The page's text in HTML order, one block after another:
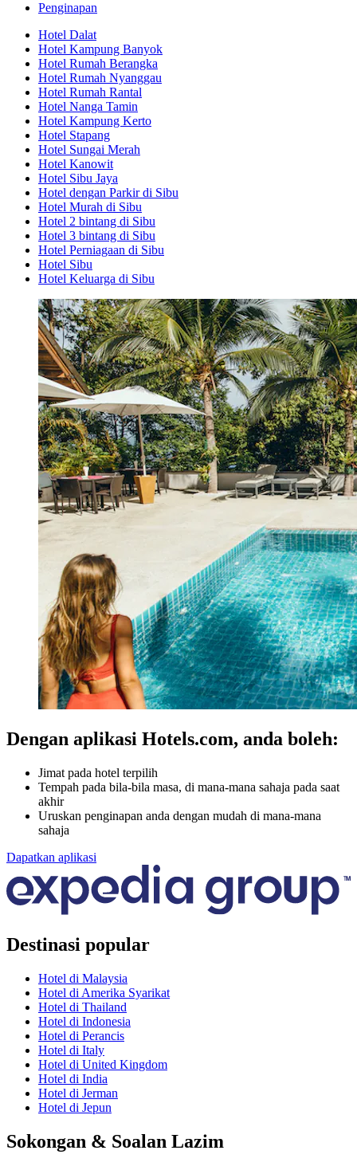
Penginapan
Hotel Dalat
Hotel Kampung Banyok
Hotel Rumah Berangka
Hotel Rumah Nyanggau
Hotel Rumah Rantal
Hotel Nanga Tamin
Hotel Kampung Kerto
Hotel Stapang
Hotel Sungai Merah
Hotel Kanowit
Hotel Sibu Jaya
Hotel dengan Parkir di Sibu
Hotel Murah di Sibu
Hotel 2 bintang di Sibu
Hotel 3 bintang di Sibu
Hotel Perniagaan di Sibu
Hotel Sibu
Hotel Keluarga di Sibu
Dengan aplikasi Hotels.com, anda boleh:
Jimat pada hotel terpilih
Tempah pada bila-bila masa, di mana-mana sahaja pada saat
akhir
Uruskan penginapan anda dengan mudah di mana-mana
sahaja
Dapatkan aplikasi
Destinasi popular
Hotel di Malaysia
Hotel di Amerika Syarikat
Hotel di Thailand
Hotel di Indonesia
Hotel di Perancis
Hotel di Italy
Hotel di United Kingdom
Hotel di India
Hotel di Jerman
Hotel di Jepun
Sokongan & Soalan Lazim